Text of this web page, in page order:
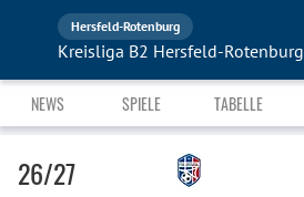
Hersfeld-Rotenburg
Kreisliga B2 Hersfeld-Rotenburg
NEWS SPIELE TABELLE
26/27